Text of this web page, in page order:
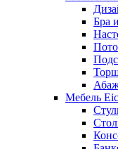
Бра
Мебель